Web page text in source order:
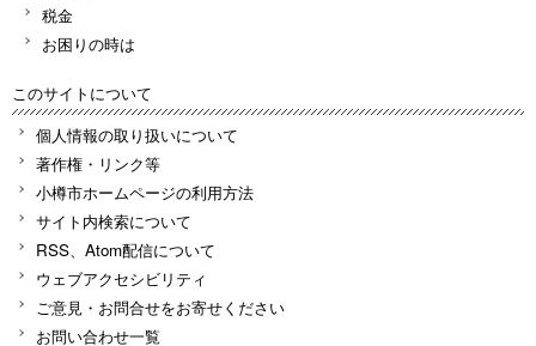
税金
お困りの時は
このサイトについて
個人情報の取り扱いについて
著作権・リンク等
小樽市ホームページの利用方法
サイト内検索について
RSS、Atom配信について
ウェブアクセシビリティ
ご意見・お問合せをお寄せください
お問い合わせ一覧